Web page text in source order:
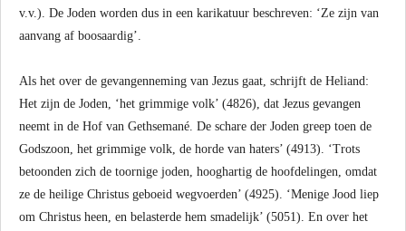
v.v.). De Joden worden dus in een karikatuur beschreven: ‘Ze zijn van
aanvang af boosaardig’.
Als het over de gevangenneming van Jezus gaat, schrijft de Heliand:
Het zijn de Joden, ‘het grimmige volk’ (4826), dat Jezus gevangen
neemt in de Hof van Gethsemané. De schare der Joden greep toen de
Godszoon, het grimmige volk, de horde van haters’ (4913). ‘Trots
betoonden zich de toornige joden, hooghartig de hoofdelingen, omdat
ze de heilige Christus geboeid wegvoerden’ (4925). ‘Menige Jood liep
om Christus heen, en belasterde hem smadelijk’ (5051). En over het